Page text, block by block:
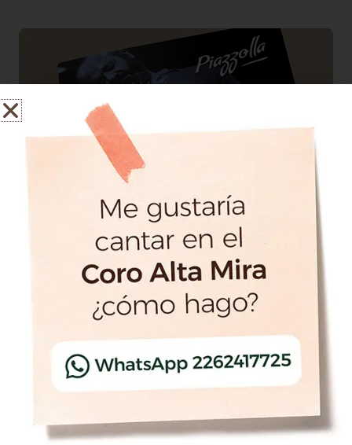
El disco contiene diez temas de Astor Piazzolla con letra de
porteño), Horacio Ferrer (Chiquilín de Bachín y Poema en sí
mayor), Mario Trejo (Los pájaros perdidos), Roberto Bertozzi